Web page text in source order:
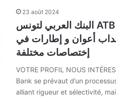
23 août 2024
البنك العربي لتونس ATB يفتح مناظرة
أعوان و إطارات في
إختصاصات مختلفة
VOTRE PROFIL NOUS
Bank se prévaut d’un
alliant rigueur et sélectivité,